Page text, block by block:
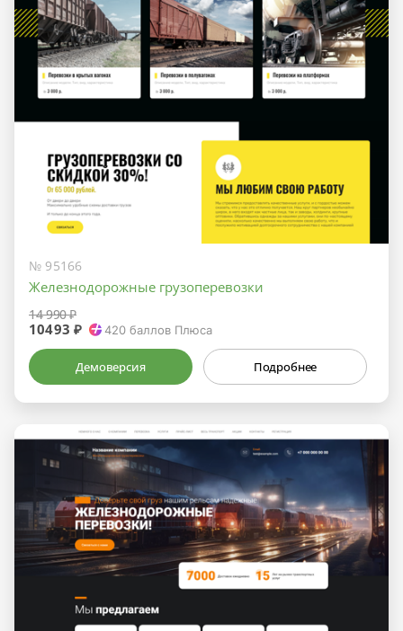
№ 95166
Железнодорожные грузоперевозки
14 990 ₽
10493 ₽ 420 баллов Плюса
Демоверсия Подробнее